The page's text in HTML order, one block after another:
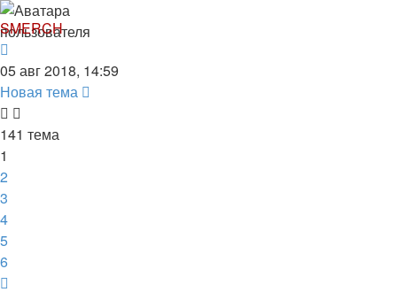
SMERCH
05 авг 2018, 14:59
Новая тема
141 тема
1
2
3
4
5
6